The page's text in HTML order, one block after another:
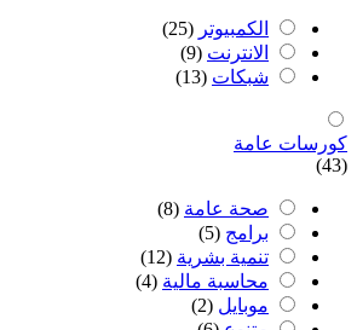
الكمبيوتر (25)
اﻻنترنت (9)
شبكات (13)
كورسات عامة
(43)
صحة عامة (8)
برامج (5)
تنمية بشرية (12)
محاسبة مالية (4)
موبايل (2)